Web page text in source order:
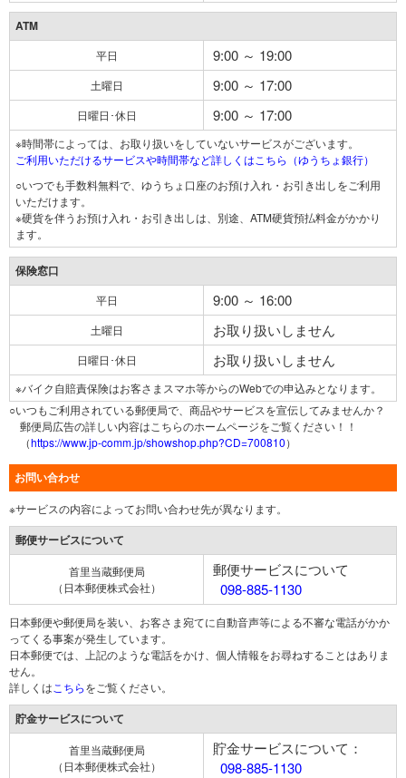
ATM
平日 9:00 ～ 19:00
土曜日 9:00 ～ 17:00
日曜日･休日 9:00 ～ 17:00
※時間帯によっては、お取り扱いをしていないサービスがございます。
ご利用いただけるサービスや時間帯など詳しくはこちら（ゆうちょ銀行）
○いつでも手数料無料で、ゆうちょ口座のお預け入れ・お引き出しをご利用
いただけます。
※硬貨を伴うお預け入れ・お引き出しは、別途、ATM硬貨預払料金がかかり
ます。
保険窓口
平日 9:00 ～ 16:00
土曜日 お取り扱いしません
日曜日･休日 お取り扱いしません
※バイク自賠責保険はお客さまスマホ等からのWebでの申込みとなります。
○いつもご利用されている郵便局で、商品やサービスを宣伝してみませんか？
郵便局広告の詳しい内容はこちらのホームページをご覧ください！！
（https://www.jp-comm.jp/showshop.php?CD=700810）
お問い合わせ
※サービスの内容によってお問い合わせ先が異なります。
郵便サービスについて
首里当蔵郵便局
（日本郵便株式会社）
郵便サービスについて
098-885-1130
日本郵便や郵便局を装い、お客さま宛てに自動音声等による不審な電話がかか
ってくる事案が発生しています。
日本郵便では、上記のような電話をかけ、個人情報をお尋ねすることはありま
せん。
詳しくは こちらをご覧ください。
貯金サービスについて
首里当蔵郵便局
（日本郵便株式会社）
貯金サービスについて：
098-885-1130